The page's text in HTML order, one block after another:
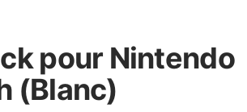
pour Nintendo
(Blanc)